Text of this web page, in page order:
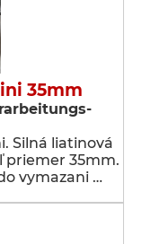
35mm
Silná liatinová
priemer 35mm.
vymazani …